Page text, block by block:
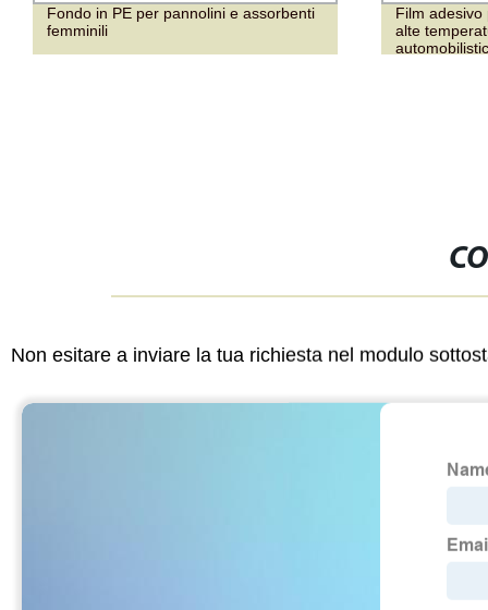
Fondo in PE per pannolini e assorbenti
femminili
Film
alte
Non esitare a inviare la tua richiesta nel modulo